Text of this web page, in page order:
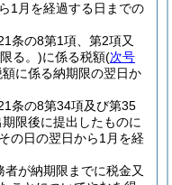
1月を経過する日までの
条の8第1項、第2項又
る。)に係る税額(次号
に係る納期限の翌日か
条の8第34項及び第35
限後に提出したものに
の日の翌日から1月を経
が納期限までに税金又